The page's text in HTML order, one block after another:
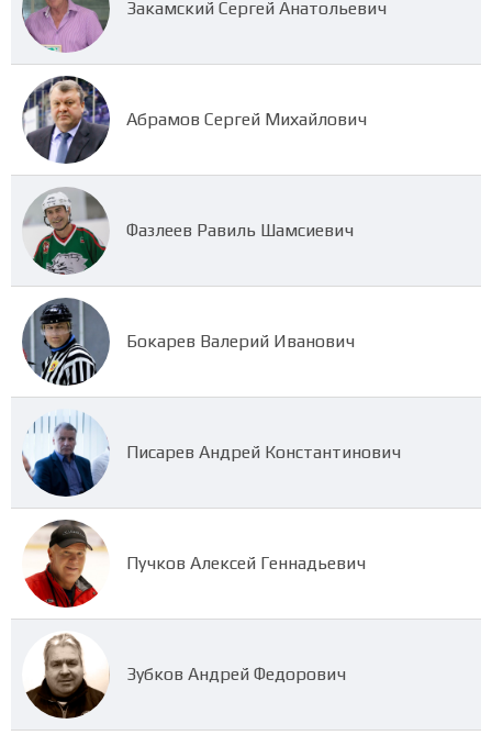
Закамский Сергей Анатольевич
Абрамов Сергей Михайлович
Фазлеев Равиль Шамсиевич
Бокарев Валерий Иванович
Писарев Андрей Константинович
Пучков Алексей Геннадьевич
Зубков Андрей Федорович